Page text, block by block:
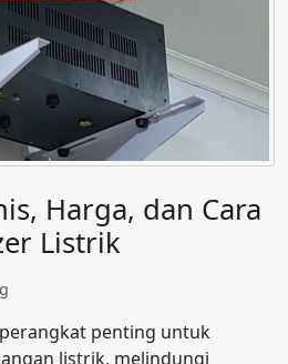
Harga, dan Cara
Listrik
penting untuk
listrik, melindungi